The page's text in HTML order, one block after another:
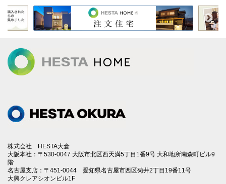
株式会社 HESTA大倉
大阪本社：〒530-0047 大阪市北区西天満5丁目1番9号 大和地所南森町ビル9
階
名古屋支店：〒451-0044 愛知県名古屋市西区菊井2丁目19番11号
大興クレアシオンビル1F